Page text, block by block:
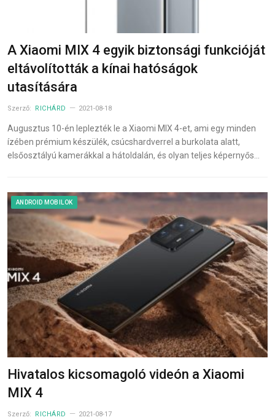
A Xiaomi MIX 4 egyik biztonsági funkcióját
eltávolították a kínai hatóságok
utasítására
Szerző: RICHÁRD 2021-08-18
Augusztus 10-én leplezték le a Xiaomi MIX 4-et, ami egy minden
ízében prémium készülék, csúcshardverrel a burkolata alatt,
elsőosztályú kamerákkal a hátoldalán, és olyan teljes képernyős…
ANDROID MOBILOK
Hivatalos kicsomagoló videón a Xiaomi
MIX 4
Szerző: RICHÁRD 2021-08-17